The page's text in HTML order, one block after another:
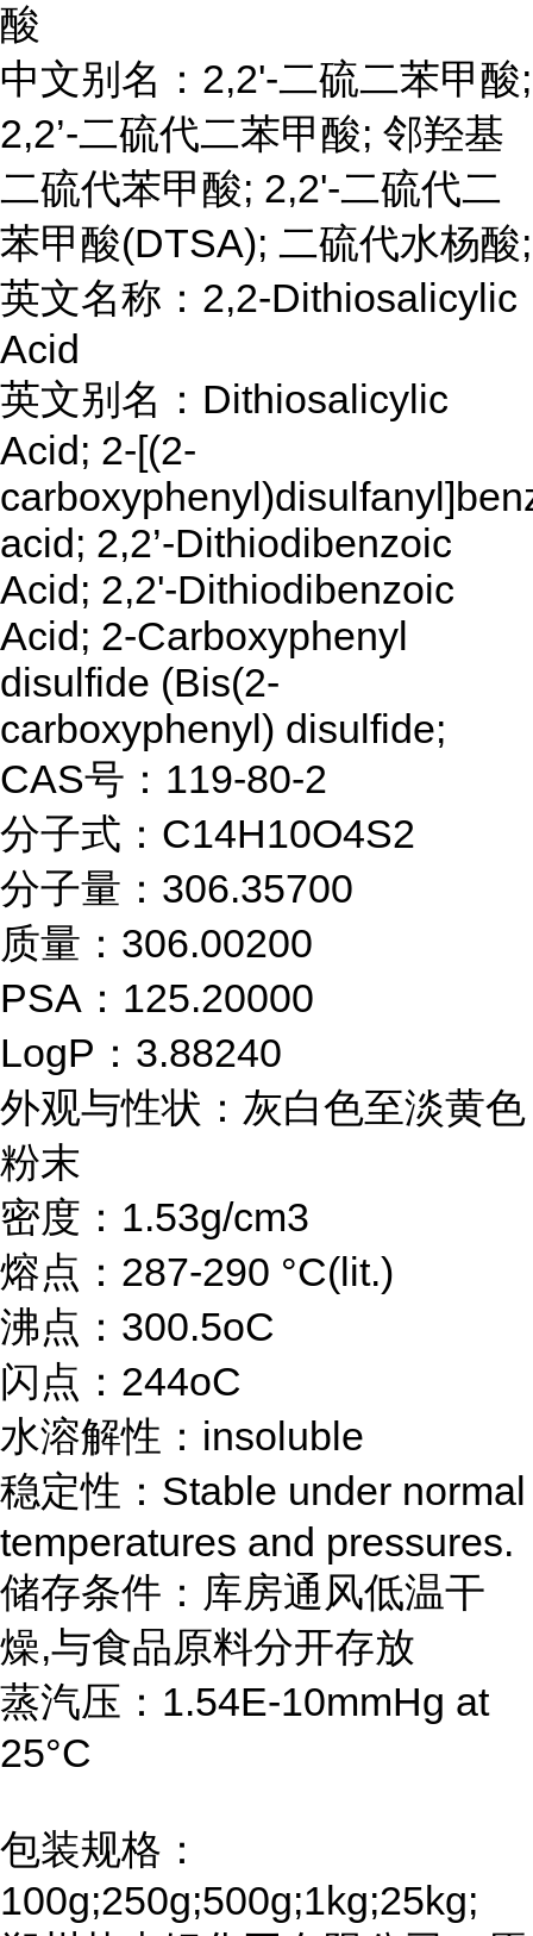
酸
中文别名：2,2'-二硫二苯甲酸;
2,2’-二硫代二苯甲酸; 邻羟基
二硫代苯甲酸; 2,2'-二硫代二
苯甲酸(DTSA); 二硫代水杨酸;
英文名称：2,2-Dithiosalicylic
Acid
英文别名：Dithiosalicylic
Acid; 2-[(2-
acid; 2,2’-Dithiodibenzoic
Acid; 2,2'-Dithiodibenzoic
Acid; 2-Carboxyphenyl
disulfide (Bis(2-
carboxyphenyl) disulfide;
CAS号：119-80-2
分子式：C14H10O4S2
分子量：306.35700
质量：306.00200
PSA：125.20000
LogP：3.88240
外观与性状：灰白色至淡黄色
粉末
密度：1.53g/cm3
熔点：287-290 °C(lit.)
沸点：300.5oC
闪点：244oC
水溶解性：insoluble
稳定性：Stable under normal
temperatures and pressures.
储存条件：库房通风低温干
燥,与食品原料分开存放
蒸汽压：1.54E-10mmHg at
25°C
包装规格：
100g;250g;500g;1kg;25kg;